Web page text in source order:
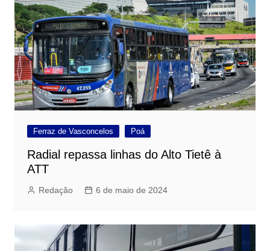
Ferraz de Vasconcelos Poá
Radial repassa linhas do Alto Tietê à
ATT
Redação 6 de maio de 2024